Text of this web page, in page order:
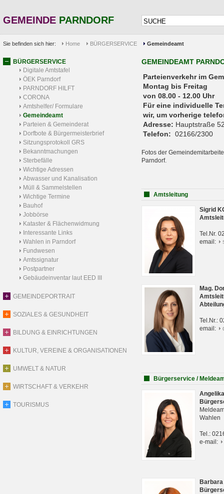
GEMEINDE PARNDORF
Sie befinden sich hier: Home BÜRGERSERVICE Gemeindeamt
BÜRGERSERVICE
Digitale Amtstafel
ÖEK Parndorf
PARNDORF HILFT
CORONA
Amtshelfer/ Formulare
Gemeindeamt
Parteien & Gemeinderat
Dorfbote & Bürgermeisterbrief
Sitzungsprotokoll GRS
Bekanntmachungen
Sterbefälle
Wichtige Adressen
Abwasser und Kanalisation
Müll & Sammelstellen
Wichtige Termine
Bauhof
Jobbörse
Kataster & Flächenwidmung
Interessante Links
Wahlen in Parndorf
Fundwesen
Amtssignatur
Postpartner
Gebäudeinventar laut EED III
GEMEINDEPORTRAIT
SOZIALES & GESUNDHEIT
BILDUNG & EINRICHTUNGEN
KULTUR, VEREINE & ORGANISATIONEN
UMWELT & NATUR
WIRTSCHAFT & VERKEHR
TOURISMUS
GEMEINDEAMT
Parteienverkehr
Montag bis Freitag
von 08.00 - 12.00 Uhr
Für eine individuelle
wir, um vorherige
Adresse: Hauptstraße
Telefon: 02166/2300
Fotos der
Parndorf.
Amtsleitung
Sigrid
Tel.Nr.
email:
Mag.
Tel.Nr.:
email:
Bürgerservice /
Wahlen
Tel.:
e-mail: